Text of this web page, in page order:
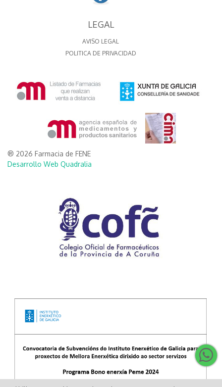
LEGAL
AVISO LEGAL
POLITICA DE PRIVACIDAD
® 2026 Farmacia de FENE
Desarrollo Web Quadralia